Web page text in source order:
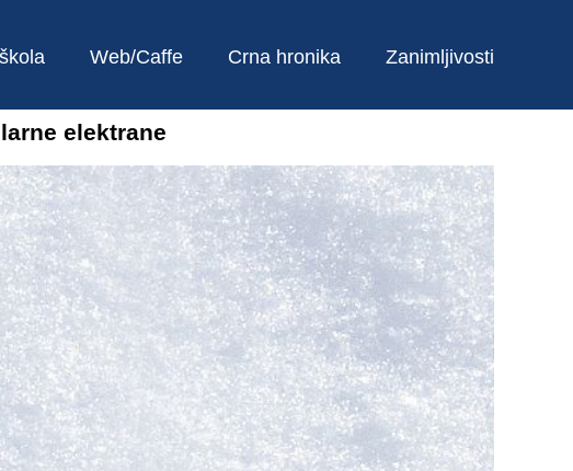
Web/Caffe Crna hronika Zanimljivosti
elektrane